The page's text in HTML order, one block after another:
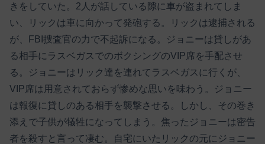
きをしていた。2人が話している隙に車が盗まれてしま
い、リックは車に向かって発砲する。リックは逮捕される
が、FBI捜査官の力で不起訴になる。ジョニーは貸しがあ
る相手にラスベガスでのボクシングのVIP席を手配させ
る。ジョニーはリック達を連れてラスベガスに行くが、
VIP席は用意されておらず惨めな思いを味わう。ジョニー
は報復に貸しのある相手を襲撃させる。しかし、その巻き
添えで子供が犠牲になってしまう。焦ったジョニーは密告
者を殺すと言って凄む。自宅にいたリックの元にジョニー